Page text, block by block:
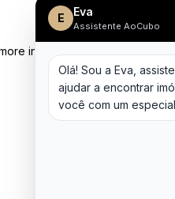
information)
E Eva
Assistente AoCubo
Olá! Sou a Eva,
ajudar a encontrar
você com um